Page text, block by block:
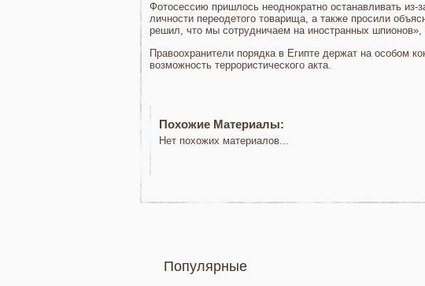
Фотосессию пришлось неоднократно останавливать из-
личности переодетого товарища, а также просили
решил, что мы сотрудничаем на иностранных
Правоохранители порядка в Египте держат на особом
возможность террористического акта.
Похожие Материалы:
Нет похожих материалов...
Популярные